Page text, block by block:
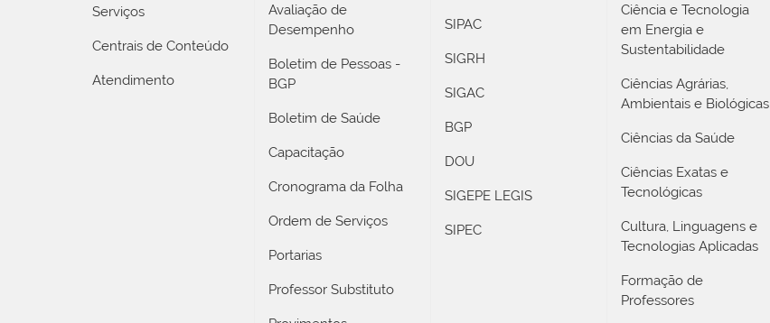
Serviços
Centrais de Conteúdo
Atendimento
Avaliação de
Desempenho
Boletim de Pessoas -
BGP
Boletim de Saúde
Capacitação
Cronograma da Folha
Ordem de Serviços
Portarias
Professor Substituto
SIPAC
SIGRH
SIGAC
BGP
DOU
SIGEPE LEGIS
SIPEC
Ciência e Tecnologia
em Energia e
Sustentabilidade
Ciências Agrárias,
Ambientais e Biológicas
Ciências da Saúde
Ciências Exatas e
Tecnológicas
Cultura, Linguagens e
Tecnologias Aplicadas
Formação de
Professores